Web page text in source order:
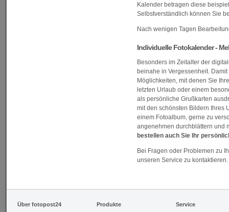
Kalender betragen diese
Selbstverständlich können Sie
Nach wenigen Tagen
Individuelle Fotokalender -
Besonders im Zeitalter der
beinahe in Vergessenheit.
Möglichkeiten, mit denen Sie
letzten Urlaub oder einem
als persönliche Grußkarten
mit den schönsten Bildern Ihres
einem Fotoalbum, gerne zu
angenehmen durchblättern und
bestellen auch Sie Ihr
Bei Fragen oder Problemen zu
unseren Service zu
Über fotopost24
Produkte
Service